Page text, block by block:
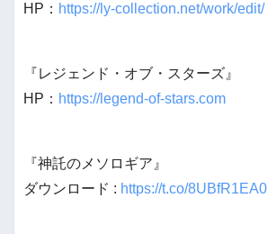
HP： https://ly-collection.net/work/edit/
『レジェンド・オブ・スターズ』
HP： https://legend-of-stars.com
『神託のメソロギア』
ダウンロード : https://t.co/8UBfR1EA0I